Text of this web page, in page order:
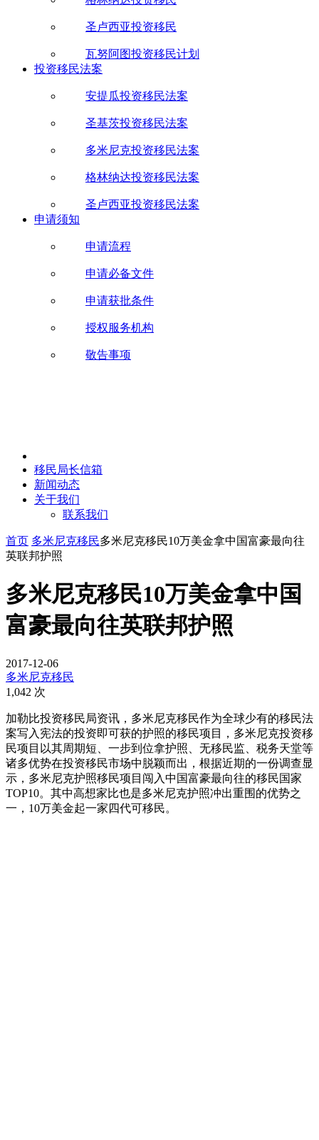
圣卢西亚投资移民
瓦努阿图投资移民计划
投资移民法案
安提瓜投资移民法案
圣基茨投资移民法案
多米尼克投资移民法案
格林纳达投资移民法案
圣卢西亚投资移民法案
申请须知
申请流程
申请必备文件
申请获批条件
授权服务机构
敬告事项
移民局长信箱
新闻动态
关于我们
联系我们
首页 多米尼克移民多米尼克移民10万美金拿中国富豪最向往
英联邦护照
多米尼克移民10万美金拿中国
富豪最向往英联邦护照
2017-12-06
多米尼克移民
1,042 次
加勒比投资移民局资讯，多米尼克移民作为全球少有的移民法
案写入宪法的投资即可获的护照的移民项目，多米尼克投资移
民项目以其周期短、一步到位拿护照、无移民监、税务天堂等
诸多优势在投资移民市场中脱颖而出，根据近期的一份调查显
示，多米尼克护照移民项目闯入中国富豪最向往的移民国家
TOP10。其中高想家比也是多米尼克护照冲出重围的优势之
一，10万美金起一家四代可移民。